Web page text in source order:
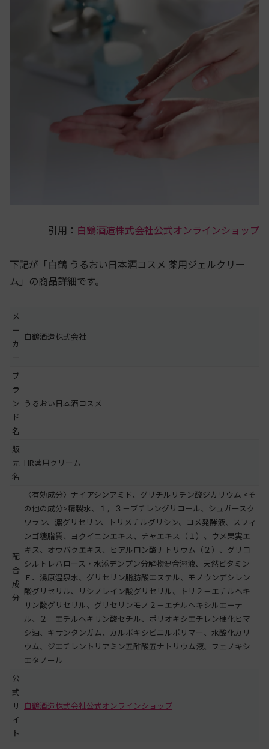
引用： 白鶴酒造株式会社公式オンラインショップ
下記が「白鶴 うるおい日本酒コスメ 薬用ジェルクリー
ム」の商品詳細です。
メ
ー
カ
ー
白鶴酒造株式会社
ブ
ラ
ン
ド
名
うるおい日本酒コスメ
販
売
名
HR薬用クリーム
配
合
成
分
〈有効成分〉ナイアシンアミド、グリチルリチン酸ジカリウム <そ
の他の成分>精製水、１，３－ブチレングリコール、シュガースク
ワラン、濃グリセリン、トリメチルグリシン、コメ発酵液、スフィ
ンゴ糖脂質、ヨクイニンエキス、チャエキス（１）、ウメ果実エ
キス、オウバクエキス、ヒアルロン酸ナトリウム（２）、グリコ
シルトレハロース・水添デンプン分解物混合溶液、天然ビタミン
Ｅ、湯原温泉水、グリセリン脂肪酸エステル、モノウンデシレン
酸グリセリル、リシノレイン酸グリセリル、トリ２－エチルヘキ
サン酸グリセリル、グリセリンモノ２－エチルヘキシルエーテ
ル、２－エチルヘキサン酸セチル、ポリオキシエチレン硬化ヒマ
シ油、キサンタンガム、カルボキシビニルポリマー、水酸化カリ
ウム、ジエチレントリアミン五酢酸五ナトリウム液、フェノキシ
エタノール
公
式
サ
イ
ト
白鶴酒造株式会社公式オンラインショップ